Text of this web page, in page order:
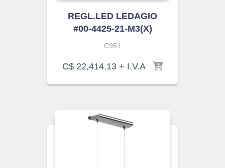
REGL.LED LEDAGIO
#00-4425-21-M3(X)
C951
C$ 22,414.13 + I.V.A